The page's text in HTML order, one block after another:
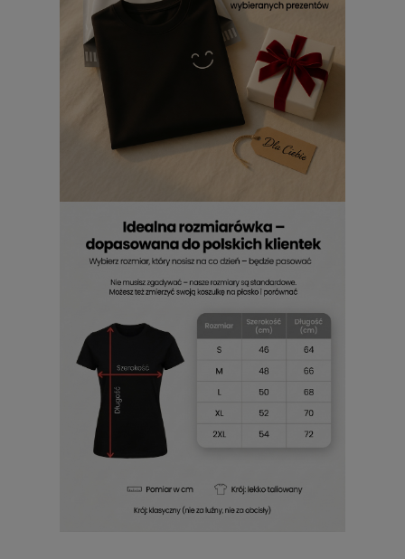
Nowoczesny design
Tshirtu damskiego Fox Racing z
nadrukiem
sprawia, że z łatwością dopasujesz go do
ulubionych jeansów, legginsów czy sportowych kurtek. To
element, który dodaje charakteru każdej stylizacji,
niezależnie od okazji. Jej uniwersalny krój i wyjątkowy
nadruk pozwalają tworzyć zarówno codzienne zestawy, jak i
bardziej odważne, motoryzacyjne stylówki. Jeśli lubisz łączyć
wygodę ze stylem,
Fox Racing damski
Tshirt z
będzie Twoim sprzymierzeńcem. Dla tych,
które chcą wyróżniać się subtelnie, Fox Racing koszulka
to must-have w szafie – perfekcyjny
motocrossowego. Każdy jej element mówi o pasji,
odwadze i miłości do wolności, której nie da się pomylić z
niczym innym.